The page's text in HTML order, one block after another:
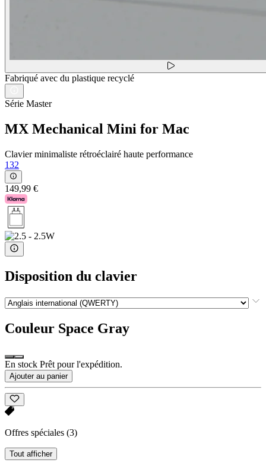
Fabriqué avec du plastique recyclé
Série Master
MX Mechanical Mini for Mac
Clavier minimaliste rétroéclairé haute performance
132
149,99 €
Disposition du clavier
Couleur Space Gray
En stock Prêt pour l'expédition.
Ajouter au panier
Offres spéciales (3)
Tout afficher